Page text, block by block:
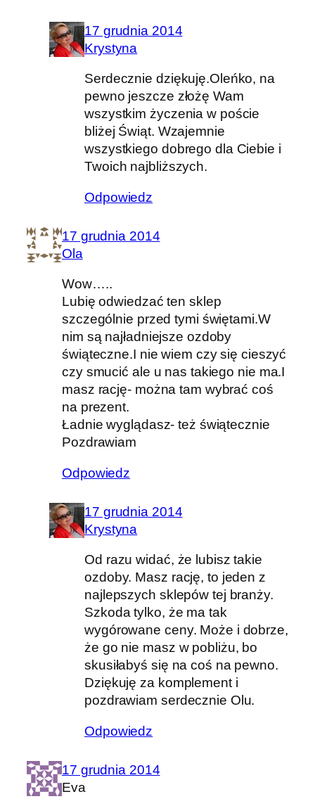
17 grudnia 2014
Krystyna
Serdecznie dziękuję.Oleńko, na
pewno jeszcze złożę Wam
wszystkim życzenia w poście
bliżej Świąt. Wzajemnie
wszystkiego dobrego dla Ciebie i
Twoich najbliższych.
Odpowiedz
17 grudnia 2014
Ola
Wow…..
Lubię odwiedzać ten sklep
szczególnie przed tymi świętami.W
nim są najładniejsze ozdoby
świąteczne.I nie wiem czy się cieszyć
czy smucić ale u nas takiego nie ma.I
masz rację- można tam wybrać coś
na prezent.
Ładnie wyglądasz- też świątecznie
Pozdrawiam
Odpowiedz
17 grudnia 2014
Krystyna
Od razu widać, że lubisz takie
ozdoby. Masz rację, to jeden z
najlepszych sklepów tej branży.
Szkoda tylko, że ma tak
wygórowane ceny. Może i dobrze,
że go nie masz w pobliżu, bo
skusiłabyś się na coś na pewno.
Dziękuję za komplement i
pozdrawiam serdecznie Olu.
Odpowiedz
17 grudnia 2014
Eva